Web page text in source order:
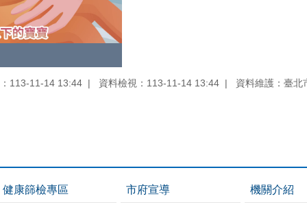
113-11-14 13:44 資料檢視：113-11-14 13:44 資料維護：臺北
健康篩檢專區 市府宣導 機關介紹